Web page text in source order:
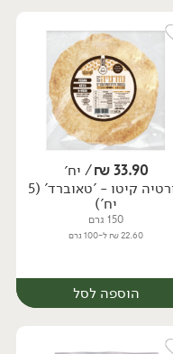
יח׳
33.90
₪/ יח׳
טורטיה קיטו - 'טאוברד' (5
יח')
150 גרם
22.60 ₪ ל-100 גרם
הוספה לסל